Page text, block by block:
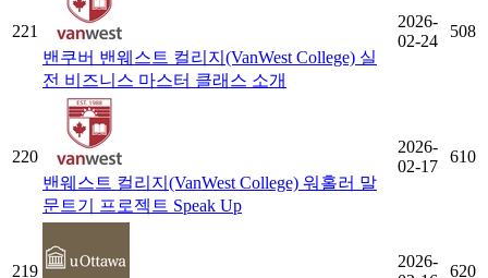
221
밴쿠버 밴웨스트 컬리지(VanWest College) 실
전 비즈니스 마스터 클래스 소개
2026-
02-24
508
220
밴웨스트 컬리지(VanWest College) 워홀러 말
문트기 프로젝트 Speak Up
2026-
02-17
610
219
2026-
620